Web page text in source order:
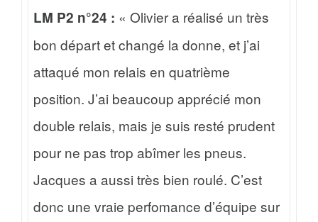
LM P2 n°24 : « Olivier a réalisé un très
bon départ et changé la donne, et j’ai
attaqué mon relais en quatrième
position. J’ai beaucoup apprécié mon
double relais, mais je suis resté prudent
pour ne pas trop abîmer les pneus.
Jacques a aussi très bien roulé. C’est
donc une vraie perfomance d’équipe sur